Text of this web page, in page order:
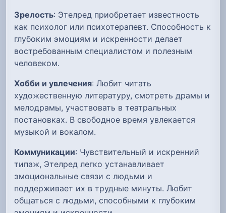
Зрелость: Этелред приобретает известность
как психолог или психотерапевт. Способность к
глубоким эмоциям и искренности делает
востребованным специалистом и полезным
человеком.
Хобби и увлечения: Любит читать
художественную литературу, смотреть драмы и
мелодрамы, участвовать в театральных
постановках. В свободное время увлекается
музыкой и вокалом.
Коммуникации: Чувствительный и искренний
типаж, Этелред легко устанавливает
эмоциональные связи с людьми и
поддерживает их в трудные минуты. Любит
общаться с людьми, способными к глубоким